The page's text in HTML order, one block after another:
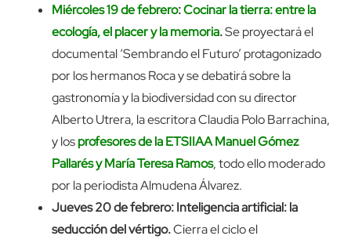
Miércoles 19 de febrero:Cocinar la tierra: entre la
ecología, el placer y la memoria.Se proyectará el
documental ‘Sembrando el Futuro’ protagonizado
por los hermanos Roca y se debatirá sobre la
gastronomía y la biodiversidad con su director
Alberto Utrera, la escritora Claudia Polo Barrachina,
y losprofesores de la ETSIIAA Manuel Gómez
Pallarés y María Teresa Ramos, todo ello moderado
por la periodista Almudena Álvarez.
Jueves 20 de febrero: Inteligencia artificial: la
seducción del vértigo.Cierra el ciclo el